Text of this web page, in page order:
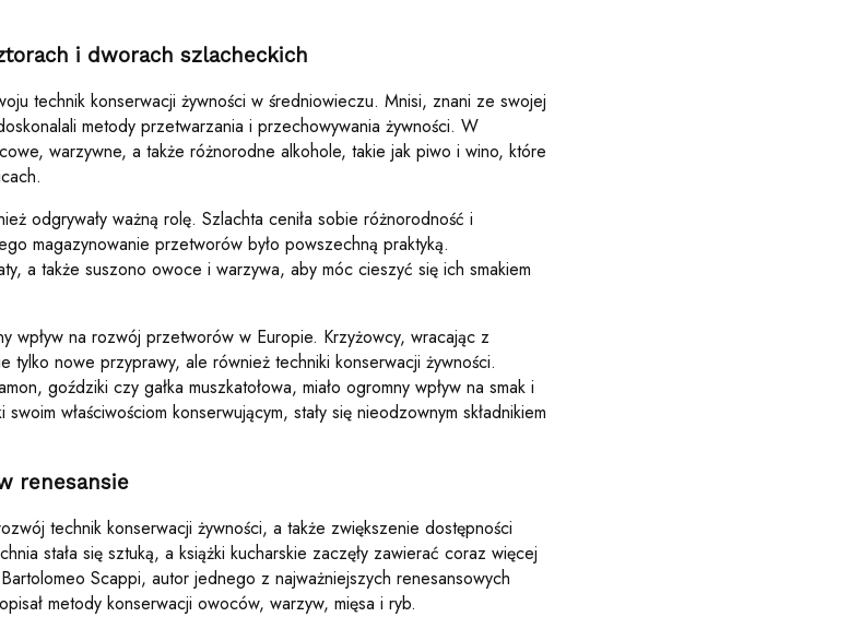
i dworach szlacheckich
technik konserwacji żywności w średniowieczu. Mnisi, znani ze swojej
metody przetwarzania i przechowywania żywności. W
warzywne, a także różnorodne alkohole, takie jak piwo i wino, które
odgrywały ważną rolę. Szlachta ceniła sobie różnorodność i
magazynowanie przetworów było powszechną praktyką.
a także suszono owoce i warzywa, aby móc cieszyć się ich smakiem
wpływ na rozwój przetworów w Europie. Krzyżowcy, wracając z
tylko nowe przyprawy, ale również techniki konserwacji żywności.
goździki czy gałka muszkatołowa, miało ogromny wpływ na smak i
właściwościom konserwującym, stały się nieodzownym składnikiem
renesansie
technik konserwacji żywności, a także zwiększenie dostępności
stała się sztuką, a książki kucharskie zaczęły zawierać coraz więcej
Scappi, autor jednego z najważniejszych renesansowych
metody konserwacji owoców, warzyw, mięsa i ryb.